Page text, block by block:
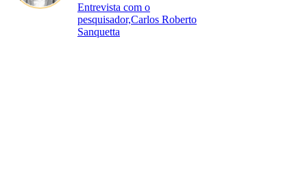
Entrevista com o
pesquisador,Carlos Roberto
Sanquetta